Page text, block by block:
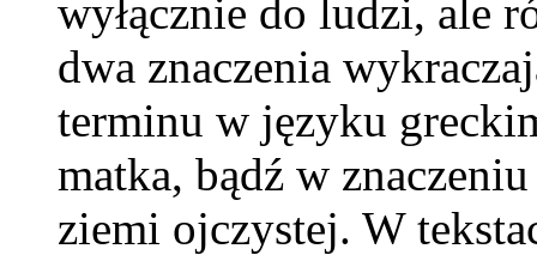
wyłącznie do ludzi, ale
dwa znaczenia
terminu w języku
matka, bądź w
ziemi ojczystej. W